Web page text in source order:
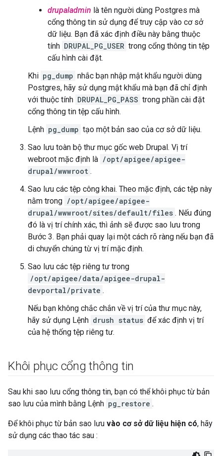
drupaladmin là tên người dùng Postgres mà
cổng thông tin sử dụng để truy cập vào cơ sở
dữ liệu. Bạn đã xác định điều này bằng thuộc
tính DRUPAL_PG_USER trong cổng thông tin tệp
cấu hình cài đặt.
Khi pg_dump nhắc bạn nhập mật khẩu người dùng
Postgres, hãy sử dụng mật khẩu mà bạn đã chỉ định
với thuộc tính DRUPAL_PG_PASS trong phần cài đặt
cổng thông tin tệp cấu hình.
Lệnh pg_dump tạo một bản sao của cơ sở dữ liệu.
Sao lưu toàn bộ thư mục gốc web Drupal. Vị trí
webroot mặc định là /opt/apigee/apigee-
drupal/wwwroot .
Sao lưu các tệp công khai. Theo mặc định, các tệp này
nằm trong /opt/apigee/apigee-
drupal/wwwroot/sites/default/files . Nếu đúng
đó là vị trí chính xác, thì ảnh sẽ được sao lưu trong
Bước 3. Bạn phải quay lại một cách rõ ràng nếu bạn đã
di chuyển chúng từ vị trí mặc định.
Sao lưu các tệp riêng tư trong
/opt/apigee/data/apigee-drupal-
devportal/private .
Nếu bạn không chắc chắn về vị trí của thư mục này,
hãy sử dụng Lệnh drush status để xác định vị trí
của hệ thống tệp riêng tư.
Khôi phục cổng thông tin
Sau khi sao lưu cổng thông tin, bạn có thể khôi phục từ bản
sao lưu của mình bằng Lệnh pg_restore .
Để khôi phục từ bản sao lưu vào cơ sở dữ liệu hiện có, hãy
sử dụng các thao tác sau :